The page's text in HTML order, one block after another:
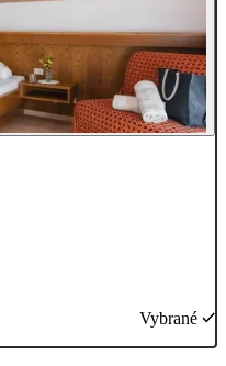
Vybrané